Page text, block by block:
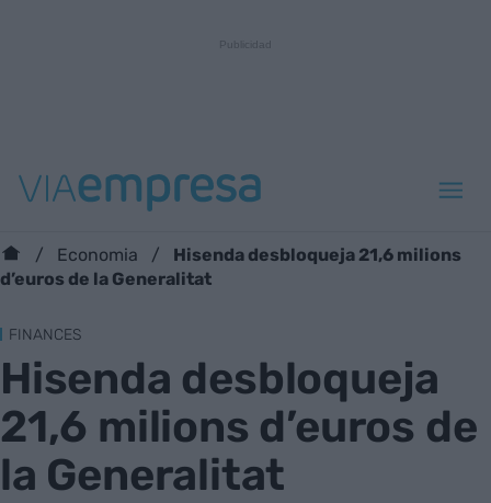
Economia
Hisenda desbloqueja 21,6 milions
d’euros de la Generalitat
FINANCES
Hisenda desbloqueja
21,6 milions d’euros de
la Generalitat